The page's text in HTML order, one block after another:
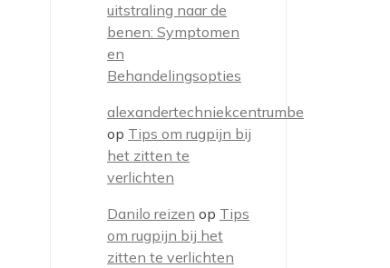
uitstraling naar de
benen: Symptomen
en
Behandelingsopties
alexandertechniekcentrumbe
op Tips om rugpijn bij
het zitten te
verlichten
Danilo reizen op Tips
om rugpijn bij het
zitten te verlichten